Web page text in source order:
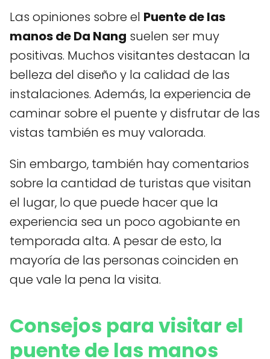
Las opiniones sobre el Puente de las
manos de Da Nang suelen ser muy
positivas. Muchos visitantes destacan la
belleza del diseño y la calidad de las
instalaciones. Además, la experiencia de
caminar sobre el puente y disfrutar de las
vistas también es muy valorada.
Sin embargo, también hay comentarios
sobre la cantidad de turistas que visitan
el lugar, lo que puede hacer que la
experiencia sea un poco agobiante en
temporada alta. A pesar de esto, la
mayoría de las personas coinciden en
que vale la pena la visita.
Consejos para visitar el
puente de las manos